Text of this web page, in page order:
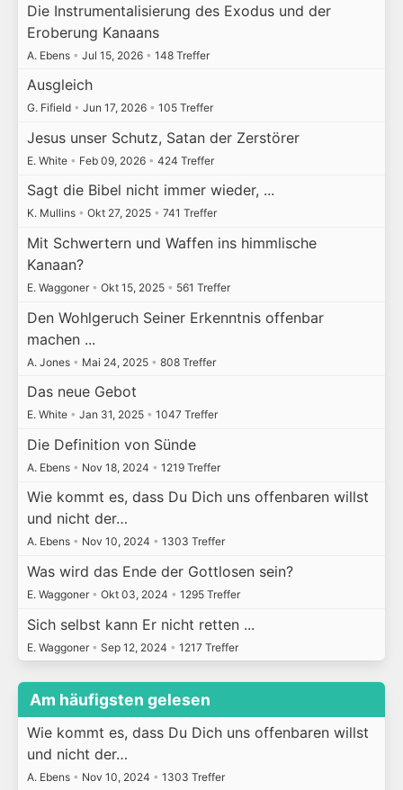
Die Instrumentalisierung des Exodus und der
Eroberung Kanaans
A. Ebens • Jul 15, 2026 • 148 Treffer
Ausgleich
G. Fifield • Jun 17, 2026 • 105 Treffer
Jesus unser Schutz, Satan der Zerstörer
E. White • Feb 09, 2026 • 424 Treffer
Sagt die Bibel nicht immer wieder, ...
K. Mullins • Okt 27, 2025 • 741 Treffer
Mit Schwertern und Waffen ins himmlische
Kanaan?
E. Waggoner • Okt 15, 2025 • 561 Treffer
Den Wohlgeruch Seiner Erkenntnis offenbar
machen ...
A. Jones • Mai 24, 2025 • 808 Treffer
Das neue Gebot
E. White • Jan 31, 2025 • 1047 Treffer
Die Definition von Sünde
A. Ebens • Nov 18, 2024 • 1219 Treffer
Wie kommt es, dass Du Dich uns offenbaren willst
und nicht der…
A. Ebens • Nov 10, 2024 • 1303 Treffer
Was wird das Ende der Gottlosen sein?
E. Waggoner • Okt 03, 2024 • 1295 Treffer
Sich selbst kann Er nicht retten ...
E. Waggoner • Sep 12, 2024 • 1217 Treffer
Am häufigsten gelesen
Wie kommt es, dass Du Dich uns offenbaren willst
und nicht der…
A. Ebens • Nov 10, 2024 • 1303 Treffer